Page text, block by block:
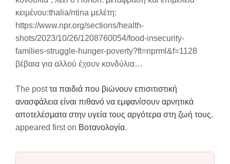
κειμένου:thalia/ntina μελέτη:
https://www.npr.org/sections/health-
shots/2023/10/26/1208760054/food-insecurity-
families-struggle-hunger-poverty?ft=nprml&f=1128
βέβαια για αλλού έχουν κονδύλια…
The postτα παιδιά που βιώνουν επισιτιστική
ανασφάλεια είναι πιθανό να εμφανίσουν αρνητικά
αποτελέσματα στην υγεία τους αργότερα στη ζωή τους.
appeared first on Βοτανολογία.